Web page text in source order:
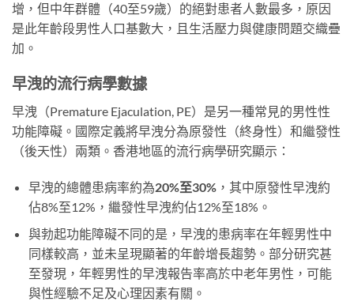
增，但中年群體（40至59歲）的絕對患者人數最多，原因
是此年齡段男性人口基數大，且生活壓力與健康問題交織疊
加。
早洩的流行病學數據
早洩（Premature Ejaculation, PE）是另一種常見的男性性
功能障礙。國際定義將早洩分為原發性（終身性）和繼發性
（後天性）兩類。香港地區的流行病學研究顯示：
早洩的總體患病率約為20%至30%，其中原發性早洩約
佔8%至12%，繼發性早洩約佔12%至18%。
與勃起功能障礙不同的是，早洩的患病率在年輕男性中
同樣較高，並未呈現顯著的年齡增長趨勢。部分研究甚
至發現，年輕男性的早洩報告率高於中老年男性，可能
與性經驗不足及心理因素有關。